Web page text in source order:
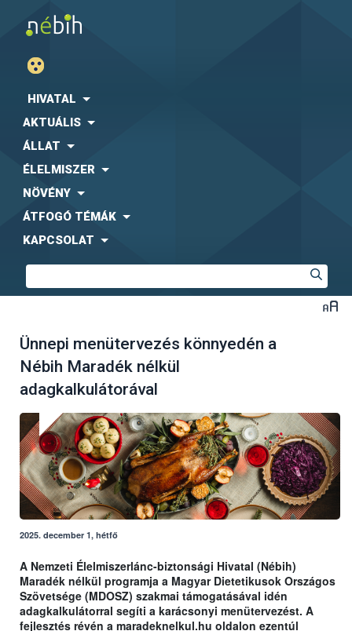
HIVATAL
AKTUÁLIS
ÁLLAT
ÉLELMISZER
NÖVÉNY
ÁTFOGÓ TÉMÁK
KAPCSOLAT
Ünnepi menütervezés könnyedén a
Nébih Maradék nélkül
adagkalkulátorával
2025. december 1, hétfő
A Nemzeti Élelmiszerlánc-biztonsági Hivatal (Nébih)
Maradék nélkül programja a Magyar Dietetikusok Országos
Szövetsége (MDOSZ) szakmai támogatásával idén
adagkalkulátorral segíti a karácsonyi menütervezést. A
fejlesztés révén a maradeknelkul.hu oldalon ezentúl